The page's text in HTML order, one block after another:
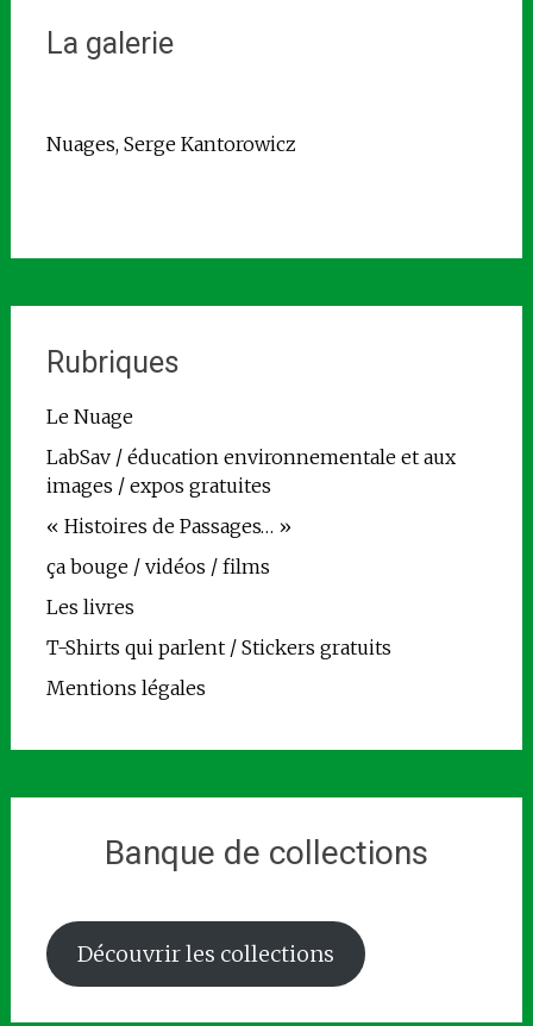
La galerie
Nuages, Serge Kantorowicz
Rubriques
Le Nuage
LabSav / éducation environnementale et aux
images / expos gratuites
« Histoires de Passages… »
ça bouge / vidéos / films
Les livres
T-Shirts qui parlent / Stickers gratuits
Mentions légales
Banque de collections
Découvrir les collections